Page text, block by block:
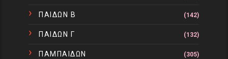
ΠΑΙΔΩΝ Β (142)
ΠΑΙΔΩΝ Γ (132)
ΠΑΜΠΑΙΔΩΝ (305)